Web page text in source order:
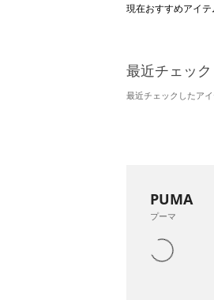
現在おすすめアイテ
最近チェッ
最近チェックしたアイ
PUMA
プーマ